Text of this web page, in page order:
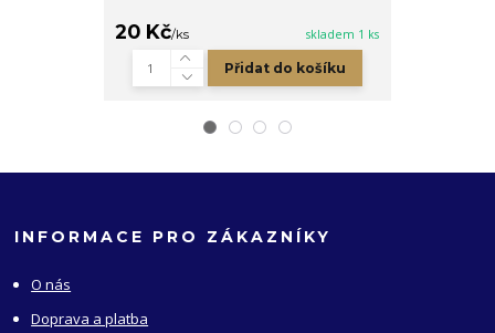
20 Kč/ks skladem 1 ks
Přidat do košíku
INFORMACE PRO ZÁKAZNÍKY
O nás
Doprava a platba